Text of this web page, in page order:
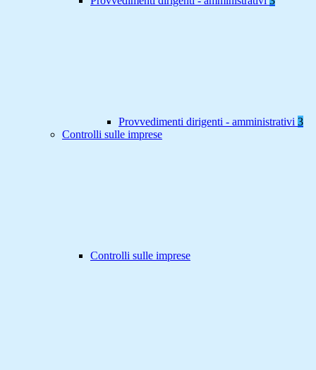
Provvedimenti dirigenti - amministrativi 3
Controlli sulle imprese
Controlli sulle imprese